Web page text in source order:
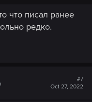
что писал ранее
редко.
#7
Oct 27, 2022